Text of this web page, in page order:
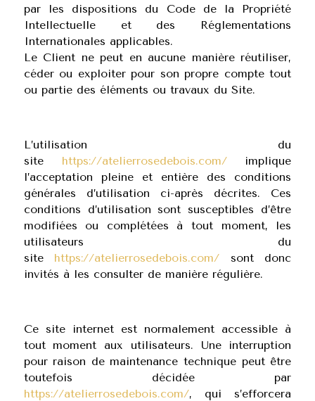
par les dispositions du Code de la Propriété
Intellectuelle et des Réglementations
Internationales applicables.
Le Client ne peut en aucune manière réutiliser,
céder ou exploiter pour son propre compte tout
ou partie des éléments ou travaux du Site.
L’utilisation du
site https://atelierrosedebois.com/implique
l’acceptation pleine et entière des conditions
générales d’utilisation ci-après décrites. Ces
conditions d’utilisation sont susceptibles d’être
modifiées ou complétées à tout moment, les
utilisateurs du
site https://atelierrosedebois.com/ sont donc
invités à les consulter de manière régulière.
Ce site internet est normalement accessible à
tout moment aux utilisateurs. Une interruption
pour raison de maintenance technique peut être
toutefois décidée par
https://atelierrosedebois.com/, qui s’efforcera